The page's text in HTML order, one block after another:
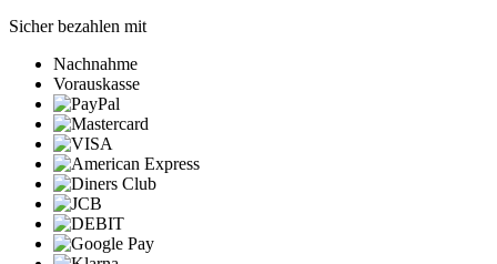
Sicher bezahlen mit
Nachnahme
Vorauskasse